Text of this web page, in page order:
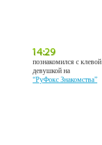
познакомился с клевой
девушкой на
“РуФокс Знакомства”